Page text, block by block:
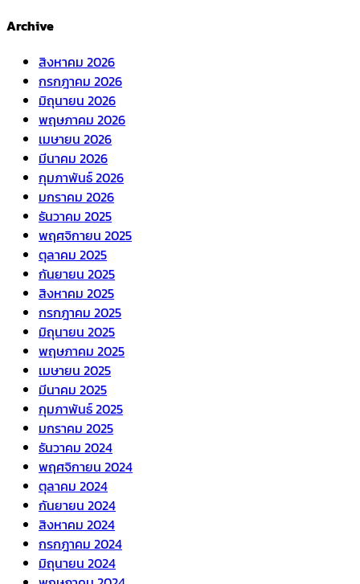
Archive
สิงหาคม 2026
กรกฎาคม 2026
มิถุนายน 2026
พฤษภาคม 2026
เมษายน 2026
มีนาคม 2026
กุมภาพันธ์ 2026
มกราคม 2026
ธันวาคม 2025
พฤศจิกายน 2025
ตุลาคม 2025
กันยายน 2025
สิงหาคม 2025
กรกฎาคม 2025
มิถุนายน 2025
พฤษภาคม 2025
เมษายน 2025
มีนาคม 2025
กุมภาพันธ์ 2025
มกราคม 2025
ธันวาคม 2024
พฤศจิกายน 2024
ตุลาคม 2024
กันยายน 2024
สิงหาคม 2024
กรกฎาคม 2024
มิถุนายน 2024